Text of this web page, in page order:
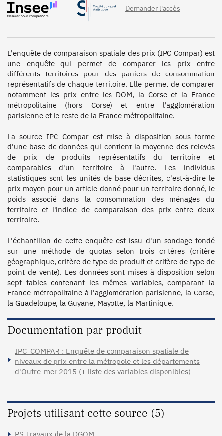
Demander l'accès
L'enquête de comparaison spatiale des prix (IPC Compar) est
une enquête qui permet de comparer les prix entre
différents territoires pour des paniers de consommation
représentatifs de chaque territoire. Elle permet de comparer
notamment les prix entre les DOM, la Corse et la France
métropolitaine (hors Corse) et entre l'agglomération
parisienne et le reste de la France métropolitaine.
La source IPC Compar est mise à disposition sous forme
d'une base de données qui contient la moyenne des relevés
de prix de produits représentatifs du territoire et
comparables d'un territoire à l'autre. Les individus
statistiques sont les unités de base décrites, c'est-à-dire le
prix moyen pour un article donné pour un territoire donné, le
poids associé dans la consommation des ménages du
territoire et l'indice de comparaison des prix entre deux
territoire.
L'échantillon de cette enquête est issu d'un sondage fondé
sur une méthode de quotas selon trois critères (critère
géographique, critère de type de produit et critère de type de
point de vente). Les données sont mises à disposition selon
sept tables contenant les mêmes variables, comparant la
France métropolitaine à l'agglomération parisienne, la Corse,
la Guadeloupe, la Guyane, Mayotte, la Martinique.
Documentation par produit
IPC_COMPAR : Enquête de comparaison spatiale de
niveaux de prix entre la métropole et les départements
d'Outre-mer 2015 (+ liste des variables disponibles)
Projets utilisant cette source (5)
PS Travaux de la DGOM